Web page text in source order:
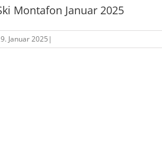
Montafon Januar 2025
Januar 2025 |